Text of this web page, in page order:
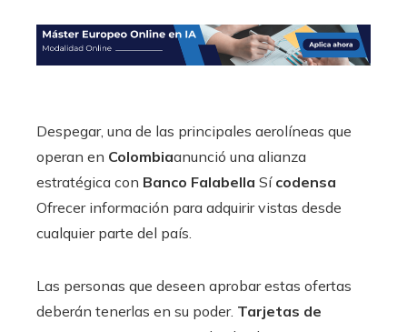
Despegar, una de las principales aerolíneas que
operan en Colombiaanunció una alianza
estratégica con Banco Falabella Sí codensa
Ofrecer información para adquirir vistas desde
cualquier parte del país.
Las personas que deseen aprobar estas ofertas
deberán tenerlas en su poder. Tarjetas de